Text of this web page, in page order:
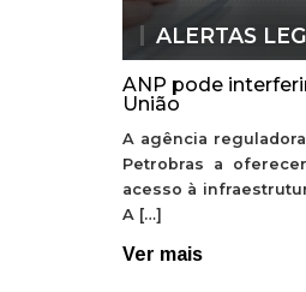
ALERTAS
ANP pode
União
A agência
Petrobras a
acesso à
A […]
Ver mais